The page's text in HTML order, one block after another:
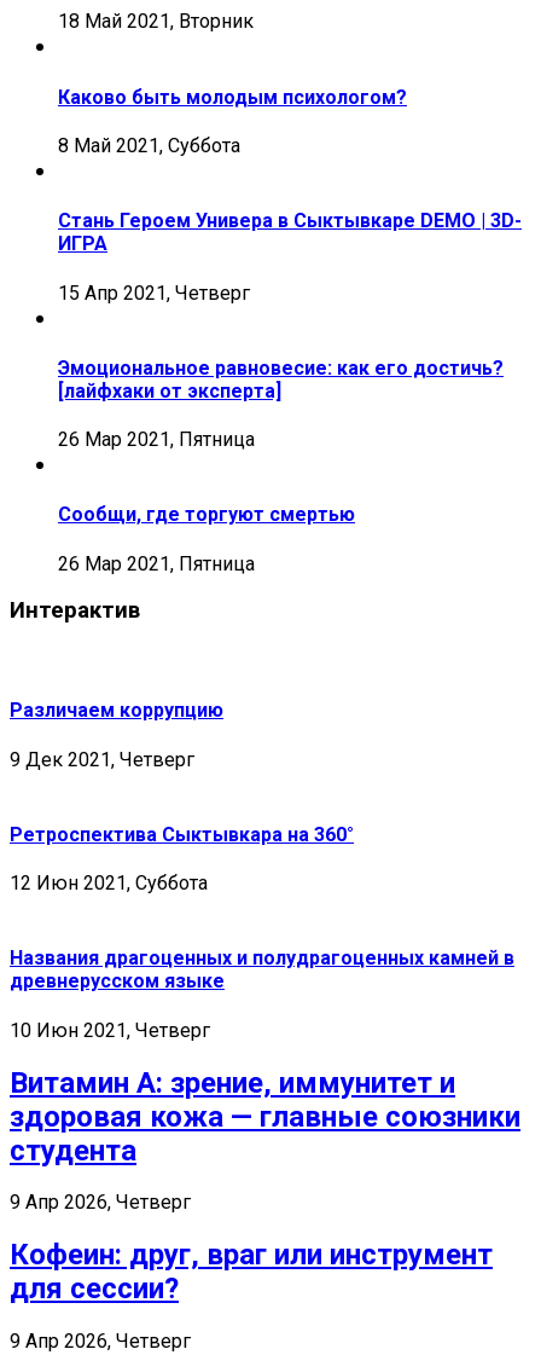
18 Май 2021, Вторник
Каково быть молодым психологом?
8 Май 2021, Суббота
Стань Героем Универа в Сыктывкаре DEMO | 3D-
ИГРА
15 Апр 2021, Четверг
Эмоциональное равновесие: как его достичь?
[лайфхаки от эксперта]
26 Мар 2021, Пятница
Сообщи, где торгуют смертью
26 Мар 2021, Пятница
Интерактив
Различаем коррупцию
9 Дек 2021, Четверг
Ретроспектива Сыктывкара на 360°
12 Июн 2021, Суббота
Названия драгоценных и полудрагоценных камней в
древнерусском языке
10 Июн 2021, Четверг
Витамин А: зрение, иммунитет и
здоровая кожа — главные союзники
студента
9 Апр 2026, Четверг
Кофеин: друг, враг или инструмент
для сессии?
9 Апр 2026, Четверг